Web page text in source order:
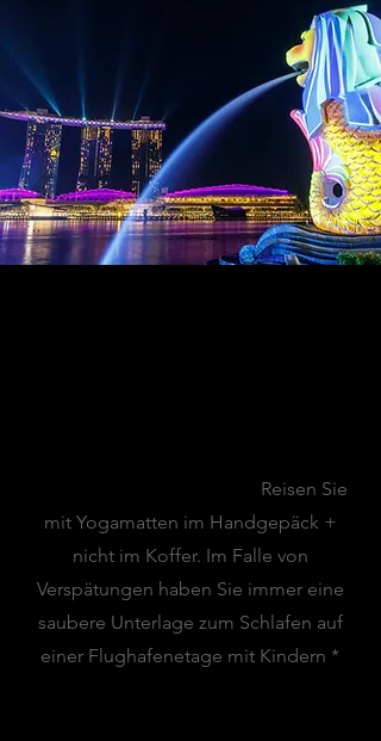
Reisen Sie
mit Yogamatten im Handgepäck +
nicht im Koffer. Im Falle von
Verspätungen haben Sie immer eine
saubere Unterlage zum Schlafen auf
einer Flughafenetage mit Kindern *